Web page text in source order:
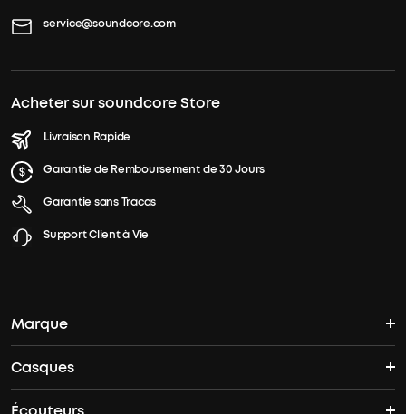
service@soundcore.com
Acheter sur soundcore Store
Livraison Rapide
Garantie de Remboursement de 30 Jours
Garantie sans Tracas
Support Client à Vie
Marque
L'histoire de soundcore
Casques